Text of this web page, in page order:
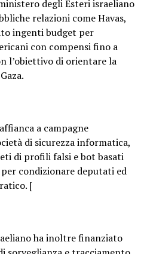
degli Esteri israeliano
relazioni come Havas,
ingenti budget per
con compensi fino a
l’obiettivo di orientare la
a campagne
di sicurezza informatica,
di profili falsi e bot basati
condizionare deputati ed
[
ha inoltre finanziato